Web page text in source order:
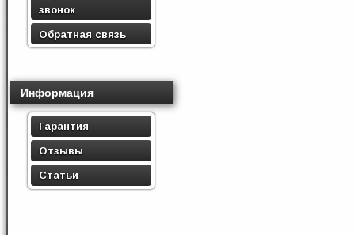
звонок
Обратная связь
Информация
Гарантия
Отзывы
Статьи